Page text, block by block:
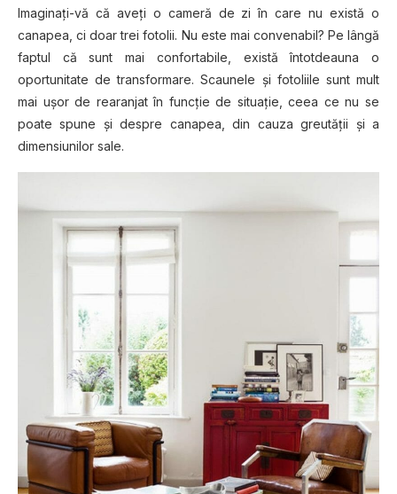
Imaginaţi-vă că aveţi o cameră de zi în care nu există o
canapea, ci doar trei fotolii. Nu este mai convenabil? Pe lângă
faptul că sunt mai confortabile, există întotdeauna o
oportunitate de transformare. Scaunele şi fotoliile sunt mult
mai uşor de rearanjat în funcţie de situaţie, ceea ce nu se
poate spune şi despre canapea, din cauza greutăţii şi a
dimensiunilor sale.